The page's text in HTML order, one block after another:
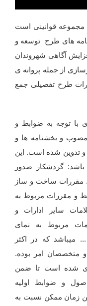
قوانینی است
های طرح توسعه و
آگاهی شهروندان
از جمله پروانه ی
طرح تفصیلی جمع
با توجه به ضوابط و
و بخشنامه ها و
و تدوین شده است. این
گردشکار صدور
مقررات ساخت و ساز
و مقررات مربوط به
سایر ادارات و
مربوط به نمای
می­باشد که در اکثر
متخصصان امر بوده.
شده است تا ضمن
و ضوابط اولیه
زمان ممکن نسبت به